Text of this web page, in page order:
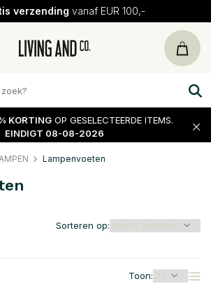
verzending vanaf EUR 100,-
KORTING OP GESELECTEERDE ITEMS.
EINDIGT 08-08-2026
Lampenvoeten
Toon:
Sorteren op: